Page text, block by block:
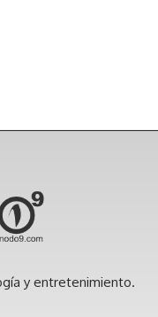
y entretenimiento.